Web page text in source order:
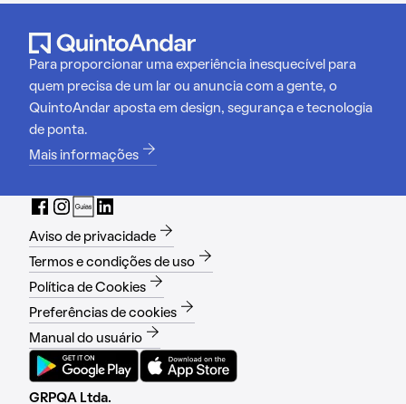
Para proporcionar uma experiência inesquecível para
quem precisa de um lar ou anuncia com a gente, o
QuintoAndar aposta em design, segurança e tecnologia
de ponta.
Mais informações
Aviso de privacidade
Termos e condições de uso
Política de Cookies
Preferências de cookies
Manual do usuário
GRPQA Ltda.